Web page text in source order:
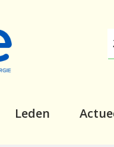
Leden